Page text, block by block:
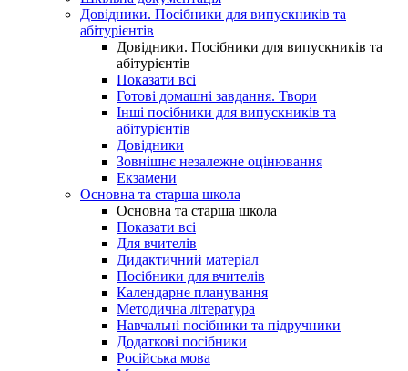
Довідники. Посібники для випускників та
абітурієнтів
Довідники. Посібники для випускників та
абітурієнтів
Показати всі
Готові домашні завдання. Твори
Інші посібники для випускників та
абітурієнтів
Довідники
Зовнішнє незалежне оцінювання
Екзамени
Основна та старша школа
Основна та старша школа
Показати всі
Для вчителів
Дидактичний матеріал
Посібники для вчителів
Календарне планування
Методична література
Навчальні посібники та підручники
Додаткові посібники
Російська мова